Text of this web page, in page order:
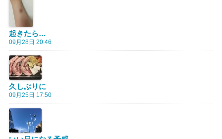
起きたら…
09月28日 20:46
久しぶりに
09月25日 17:50